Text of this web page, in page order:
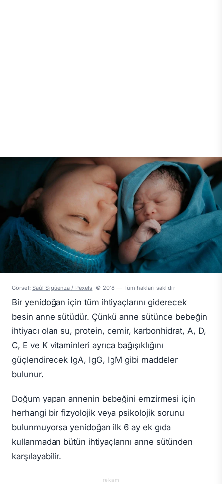
Görsel: Saúl Sigüenza / Pexels · © 2018 — Tüm hakları saklıdır
Bir yenidoğan için tüm ihtiyaçlarını giderecek
besin anne sütüdür. Çünkü anne sütünde bebeğin
ihtiyacı olan su, protein, demir, karbonhidrat, A, D,
C, E ve K vitaminleri ayrıca bağışıklığını
güçlendirecek IgA, IgG, IgM gibi maddeler
bulunur.
Doğum yapan annenin bebeğini emzirmesi için
herhangi bir fizyolojik veya psikolojik sorunu
bulunmuyorsa yenidoğan ilk 6 ay ek gıda
kullanmadan bütün ihtiyaçlarını anne sütünden
karşılayabilir.
reklam